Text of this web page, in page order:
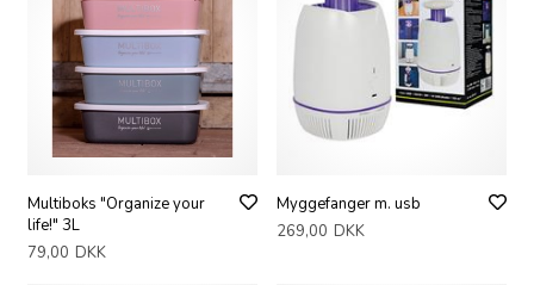
Multiboks "Organize your
life!" 3L
79,00 DKK
Myggefanger m. usb
269,00 DKK